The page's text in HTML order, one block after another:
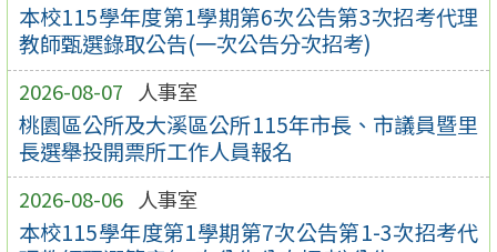
本校115學年度第1學期第6次公告第3次招考代理
教師甄選錄取公告(一次公告分次招考)
2026-08-07 人事室
桃園區公所及大溪區公所115年市長、市議員暨里
長選舉投開票所工作人員報名
2026-08-06 人事室
本校115學年度第1學期第7次公告第1-3次招考代